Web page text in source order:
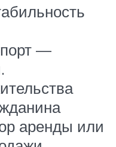
—
аренды или